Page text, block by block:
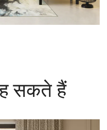
सकते हैं